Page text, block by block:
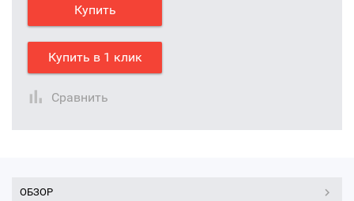
Купить
Купить в 1 клик
Сравнить
ОБЗОР